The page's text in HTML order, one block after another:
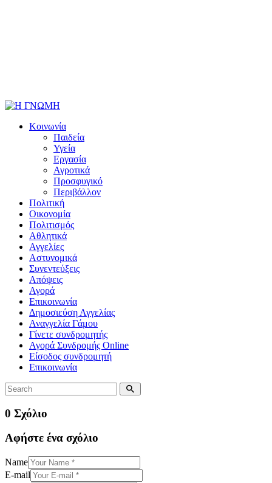
Κοινωνία
Παιδεία
Υγεία
Εργασία
Αγροτικά
Προσφυγικό
Περιβάλλον
Πολιτική
Οικονομία
Πολιτισμός
Αθλητικά
Αγγελίες
Αστυνομικά
Συνεντεύξεις
Απόψεις
Αγορά
Επικοινωνία
Δημοσιεύση Αγγελίας
Αναγγελία Γάμου
Γίνετε συνδρομητής
Αγορά Συνδρομής Online
Είσοδος συνδρομητή
Επικοινωνία
0 Σχόλιο
Αφήστε ένα σχόλιο
Name
E-mail